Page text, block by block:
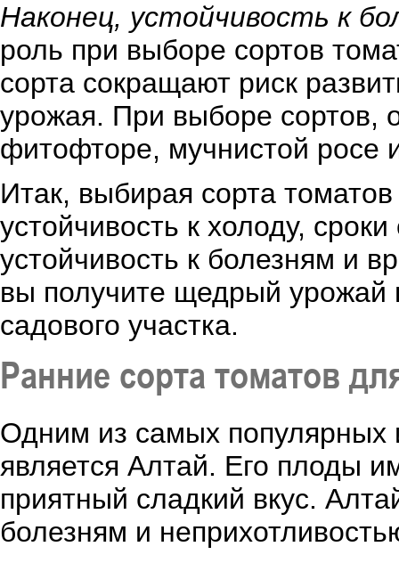
Наконец, устойчивость к
роль при выборе сортов
сорта сокращают риск
урожая. При выборе сортов,
фитофторе, мучнистой росе
Итак, выбирая сорта
устойчивость к холоду,
устойчивость к болезням и
вы получите щедрый урожай
садового участка.
Ранние сорта томатов
Одним из самых популярных
является Алтай. Его плоды
приятный сладкий вкус.
болезням и